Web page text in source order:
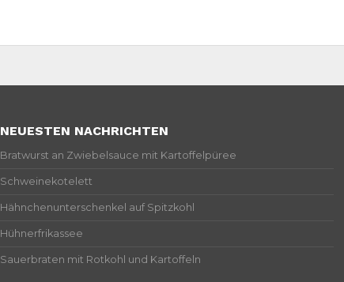
NEUESTEN NACHRICHTEN
Bratwurst an Zwiebelsauce mit Kartoffelpüree
Schweinekotelett
Hähnchenunterschenkel auf Spitzkohl
Hühnerfrikassee
Sauerbraten mit Rotkohl und Kartoffeln